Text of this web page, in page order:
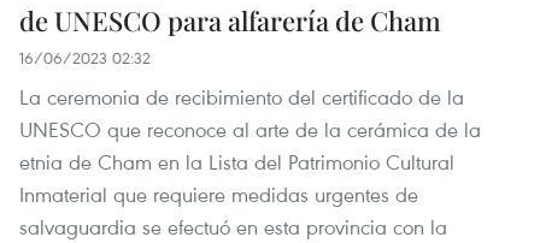
de UNESCO para alfarería de Cham
16/06/2023 02:32
La ceremonia de recibimiento del certificado de la
UNESCO que reconoce al arte de la cerámica de la
etnia de Cham en la Lista del Patrimonio Cultural
Inmaterial que requiere medidas urgentes de
salvaguardia se efectuó en esta provincia con la